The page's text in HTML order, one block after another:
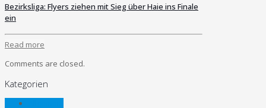
Bezirksliga: Flyers ziehen mit Sieg über Haie ins Finale
ein
Read more
Comments are closed.
Kategorien